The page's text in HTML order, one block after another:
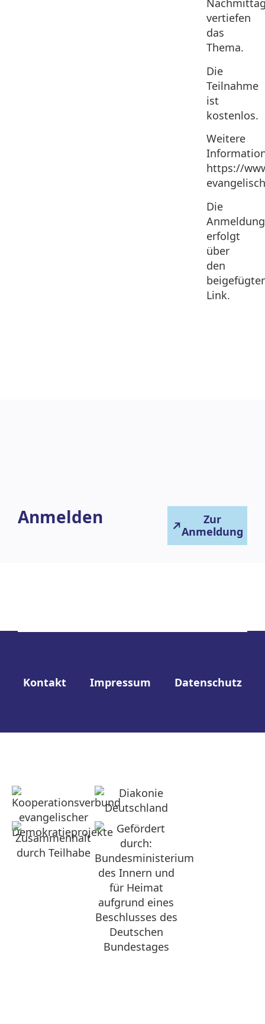
vertiefen
das
Thema.
Die
Teilnahme
ist
kostenlos.
Weitere
https://
Die
Anmeldung
erfolgt
über
den
Link.
Anmelden
Zur
Anmeldung
Kontakt Impressum Datenschutz